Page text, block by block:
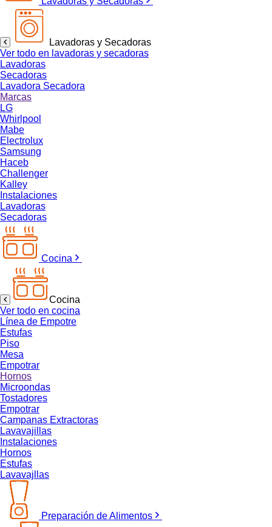
Lavadoras y Secadoras
Ver todo en lavadoras y secadoras
Lavadoras
Secadoras
Lavadora Secadora
Marcas
LG
Whirlpool
Mabe
Electrolux
Samsung
Haceb
Challenger
Kalley
Instalaciones
Lavadoras
Secadoras
Cocina
Cocina
Ver todo en cocina
Línea de Empotre
Estufas
Piso
Mesa
Empotrar
Hornos
Microondas
Tostadores
Empotrar
Campanas Extractoras
Lavavajillas
Instalaciones
Hornos
Estufas
Lavavajllas
Preparación de Alimentos